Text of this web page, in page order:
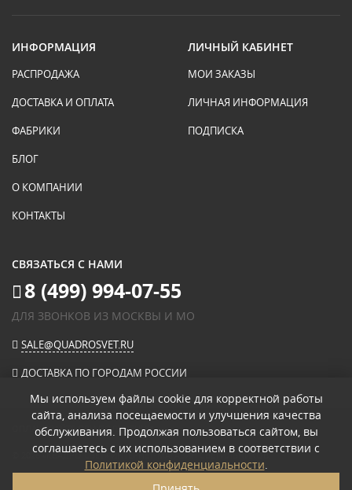
ИНФОРМАЦИЯ
РАСПРОДАЖА
ДОСТАВКА И ОПЛАТА
ФАБРИКИ
БЛОГ
О КОМПАНИИ
КОНТАКТЫ
ЛИЧНЫЙ КАБИНЕТ
МОИ ЗАКАЗЫ
ЛИЧНАЯ ИНФОРМАЦИЯ
ПОДПИСКА
СВЯЗАТЬСЯ С НАМИ
8 (499) 994-07-55
ДЛЯ ЗВОНКОВ ИЗ МОСКВЫ И МО
SALE@QUADROSVET.RU
ДОСТАВКА ПО ГОРОДАМ РОССИИ
ОПЛАЧИВАЙТЕ ПРИ ПОЛУЧЕНИИ
© 2026«КВАДРО СВЕТ» ИНТЕРНЕТ-МАГАЗИН СВЕТИЛЬНИКОВ.
ПОЛИТИКА КОНФИДЕНЦИАЛЬНОСТИ
Мы используем файлы cookie для корректной работы
сайта, анализа посещаемости и улучшения качества
обслуживания. Продолжая пользоваться сайтом, вы
соглашаетесь с их использованием в соответствии с
Политикой конфиденциальности.